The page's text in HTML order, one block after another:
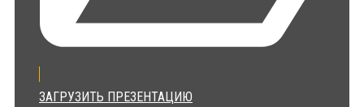
ЗАГРУЗИТЬ ПРЕЗЕНТАЦИЮ